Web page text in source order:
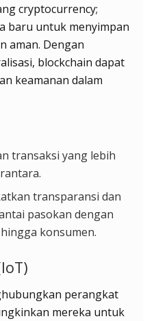
cryptocurrency;
baru untuk menyimpan
aman. Dengan
blockchain dapat
keamanan dalam
transaksi yang lebih
transparansi dan
pasokan dengan
konsumen.
perangkat
mereka untuk